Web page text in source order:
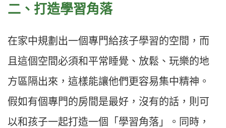
二、打造學習角落​
在家中規劃出一個專門給孩子學習的空間，而
且這個空間必須和平常睡覺、放鬆、玩樂的地
方區隔出來，這樣能讓他們更容易集中精神。
假如有個專門的房間是最好，沒有的話，則可
以和孩子一起打造一個「學習角落」。同時，